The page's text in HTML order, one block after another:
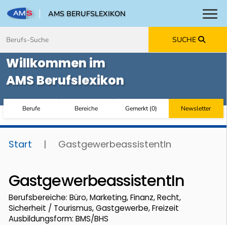
AMS BERUFSLEXIKON
SUCHE
Willkommen im
AMS Berufslexikon
Berufe Bereiche Gemerkt(0) Newsletter
Start | GastgewerbeassistentIn
GastgewerbeassistentIn
Berufsbereiche: Büro, Marketing, Finanz, Recht,
Sicherheit / Tourismus, Gastgewerbe, Freizeit
Ausbildungsform: BMS/BHS